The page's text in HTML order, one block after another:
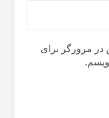
در مرورگر برای